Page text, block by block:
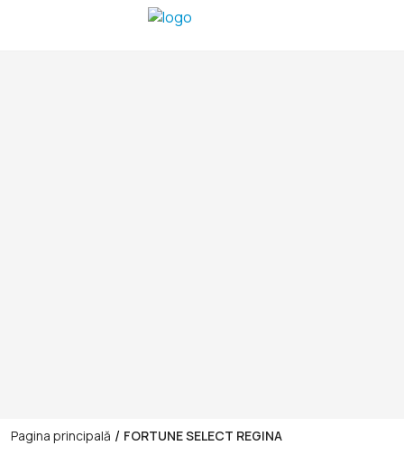
Pagina principală / FORTUNE SELECT REGINA